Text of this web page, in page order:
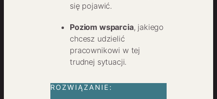
się pojawić.
Poziom wsparcia, jakiego
chcesz udzielić
pracownikowi w tej
trudnej sytuacji.
ROZWIĄZANIE: